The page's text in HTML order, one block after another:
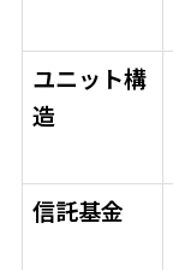
ユニット構
造
信託基金